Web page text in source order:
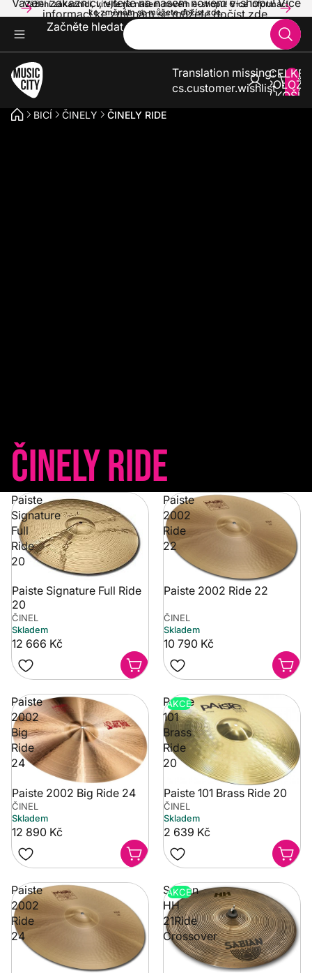
Vážení zákazníci, vítejte na našem novém e-shopu! Více informací
ke změnám se můžete dočíst zde.
Vážení zákazníci, vítejte na našem novém e-shopu! Více
informací ke změnám se můžete dočíst zde.
Začněte hledat
Translation missing:
cs.customer.wishlist
V
BICÍ ČINELY ČINELY RIDE
Činely Ride
Paiste
Signature
Full
Ride
20
Paiste Signature Full Ride
20
ČINEL
Skladem
12 666 Kč
Paiste
2002
Ride
22
Paiste 2002 Ride 22
ČINEL
Skladem
10 790 Kč
Paiste
2002
Big
Ride
24
Paiste 2002 Big Ride 24
ČINEL
Skladem
12 890 Kč
Paiste
101
Brass
Ride
20
AKCE
Paiste 101 Brass Ride 20
ČINEL
Skladem
2 639 Kč
Paiste
2002
Ride
24
Sabian
HH
21Ride
Crossover
AKCE